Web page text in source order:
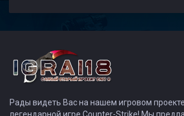
Рады видеть Вас на нашем игровом